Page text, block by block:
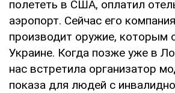
полететь в США, оплатил
аэропорт. Сейчас его
производит оружие, которым
Украине. Когда позже уже в
нас встретила организатор
показа для людей с